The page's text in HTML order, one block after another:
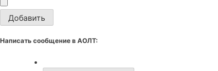
Добавить
Написать сообщение в АОЛТ: